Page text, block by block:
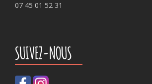
07 45 01 52 31
SUIVEZ-NOUS